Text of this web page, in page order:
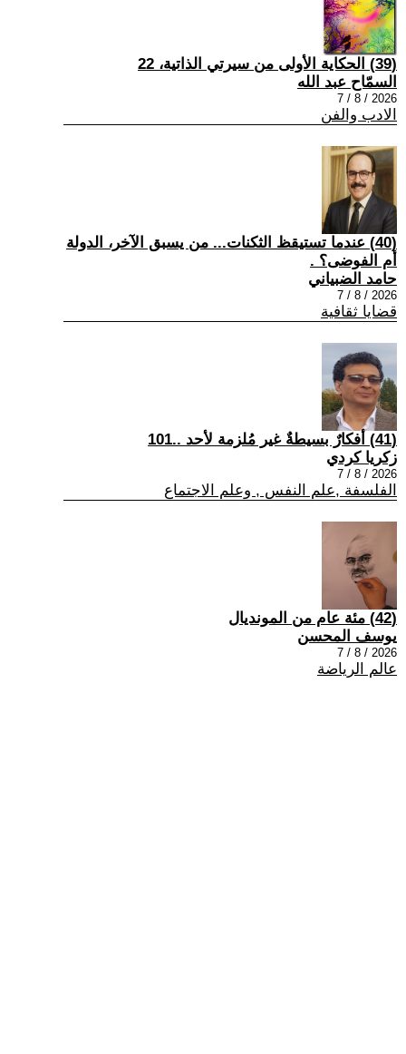
(39) الحكاية الأولى من سيرتي الذاتية، 22
السمّاح عبد الله
2026 / 8 / 7
الادب والفن
(40) عندما تستيقظ الثكنات... من يسبق الآخر، الدولة
أم الفوضى؟ .
حامد الضبياني
2026 / 8 / 7
قضايا ثقافية
(41) أفكارٌ بسيطةٌ غير مُلزمة لأحد ..101
زكريا كردي
2026 / 8 / 7
الفلسفة ,علم النفس , وعلم الاجتماع
(42) مئة عام من المونديال
يوسف المحسن
2026 / 8 / 7
عالم الرياضة